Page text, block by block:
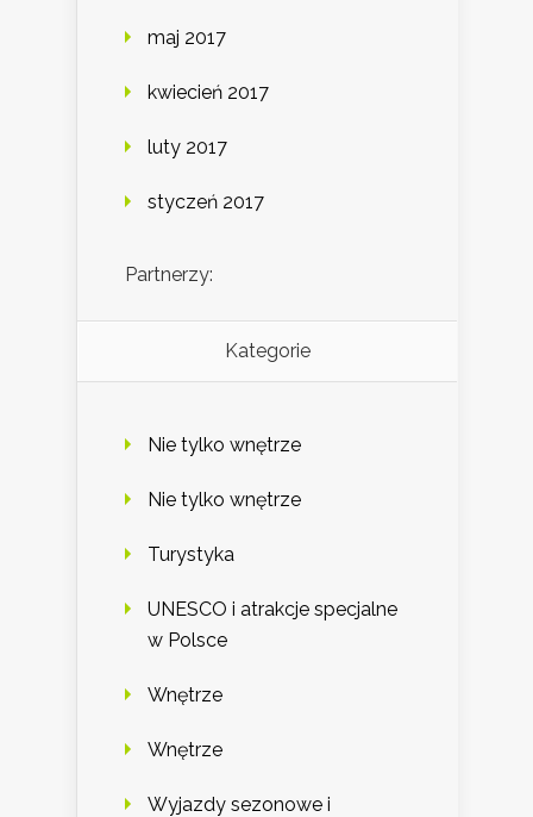
maj 2017
kwiecień 2017
luty 2017
styczeń 2017
Partnerzy:
Kategorie
Nie tylko wnętrze
Nie tylko wnętrze
Turystyka
UNESCO i atrakcje specjalne
w Polsce
Wnętrze
Wnętrze
Wyjazdy sezonowe i